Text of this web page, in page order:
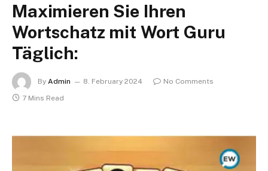
Maximieren Sie Ihren
Wortschatz mit Wort Guru
Täglich:
By Admin 8. February 2024
No Comments
7 Mins Read